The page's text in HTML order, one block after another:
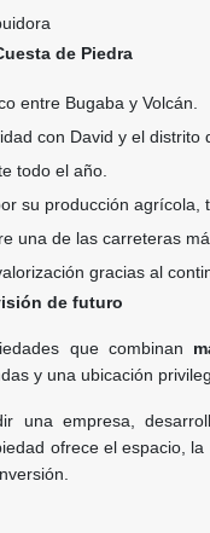
de Piedra
entre Bugaba y Volcán.
con David y el distrito
todo el año.
su producción agrícola,
una de las carreteras
gracias al
de futuro
que combinan
y una ubicación
una empresa,
ofrece el espacio,